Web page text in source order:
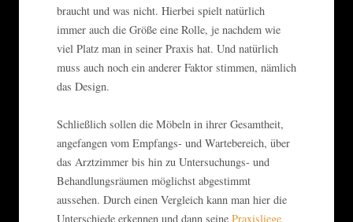
braucht und was nicht. Hierbei spielt natürlich
immer auch die Größe eine Rolle, je nachdem wie
viel Platz man in seiner Praxis hat. Und natürlich
muss auch noch ein anderer Faktor stimmen, nämlich
das Design.
Schließlich sollen die Möbeln in ihrer Gesamtheit,
angefangen vom Empfangs- und Wartebereich, über
das Arztzimmer bis hin zu Untersuchungs- und
Behandlungsräumen möglichst abgestimmt
aussehen. Durch einen Vergleich kann man hier die
Unterschiede erkennen und dann seine Praxisliege